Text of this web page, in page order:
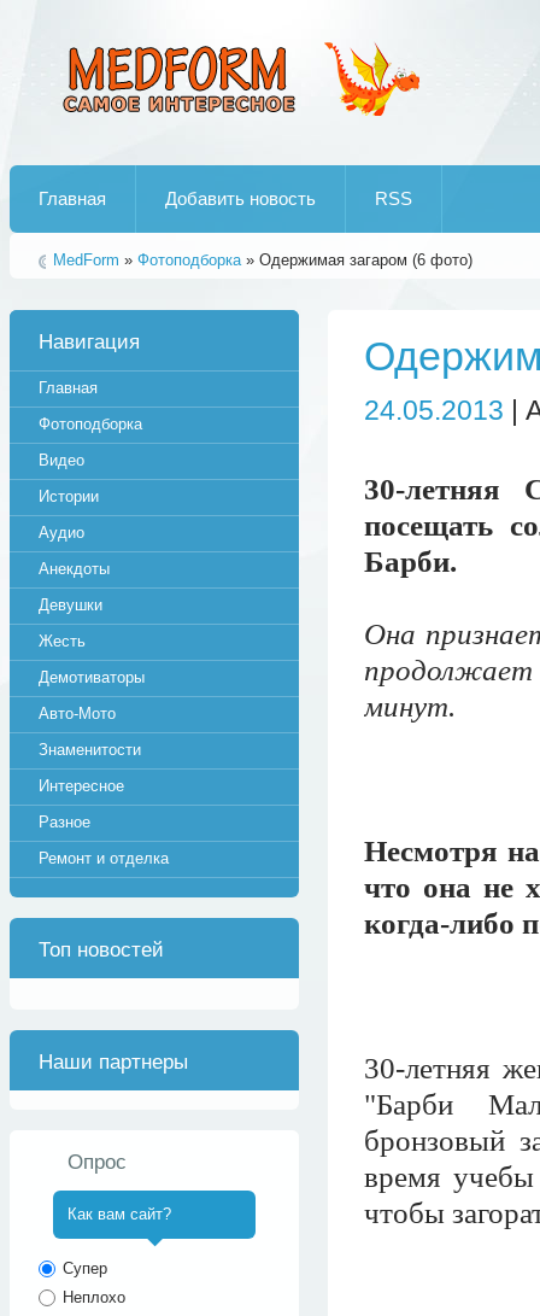
Главная Добавить новость RSS
MedForm » Фотоподборка» Одержимая загаром (6 фото)
24.05.2013 |
30-летняя
посещать
Барби.
Она
продолжает
минут.
Несмотря
что она не
когда-либо
30-летняя
"Барби
бронзовый
время
чтобы
Навигация
Главная
Фотоподборка
Видео
Истории
Аудио
Анекдоты
Девушки
Жесть
Демотиваторы
Авто-Мото
Знаменитости
Интересное
Разное
Ремонт и отделка
Топ новостей
Наши партнеры
Опрос
Как вам сайт?
Супер
Неплохо